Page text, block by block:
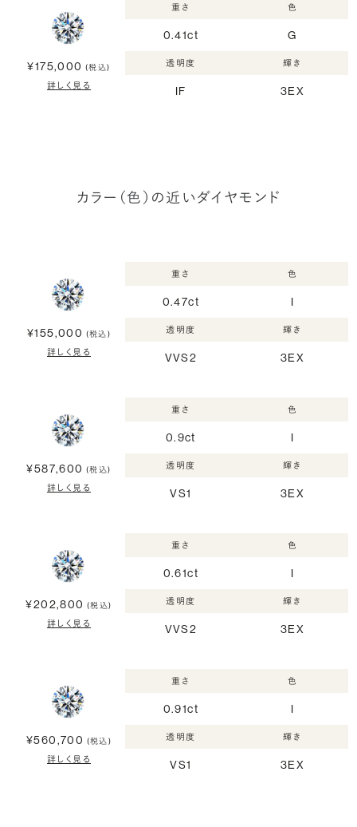
¥175,000 (税込)
詳しく見る
重さ
0.41ct
色
G
透明度
IF
輝き
3EX
カラー（色）の近いダイヤモンド
¥155,000 (税込)
詳しく見る
重さ
0.47ct
色
I
透明度
VVS2
輝き
3EX
¥587,600 (税込)
詳しく見る
重さ
0.9ct
色
I
透明度
VS1
輝き
3EX
¥202,800 (税込)
詳しく見る
重さ
0.61ct
色
I
透明度
VVS2
輝き
3EX
¥560,700 (税込)
詳しく見る
重さ
0.91ct
色
I
透明度
VS1
輝き
3EX